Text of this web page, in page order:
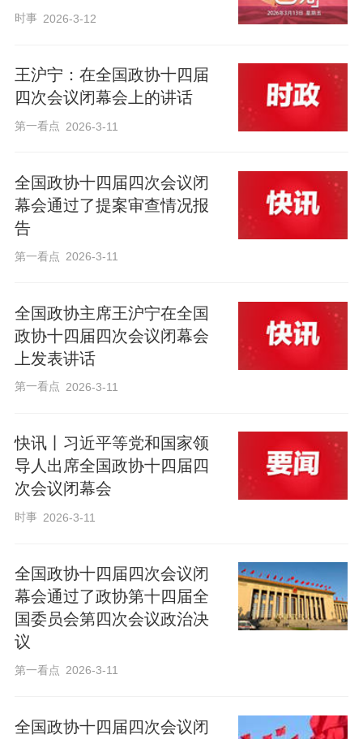
时事 2026-3-12
王沪宁：在全国政协十四届
四次会议闭幕会上的讲话
第一看点 2026-3-11
全国政协十四届四次会议闭
幕会通过了提案审查情况报
告
第一看点 2026-3-11
全国政协主席王沪宁在全国
政协十四届四次会议闭幕会
上发表讲话
第一看点 2026-3-11
快讯丨习近平等党和国家领
导人出席全国政协十四届四
次会议闭幕会
时事 2026-3-11
全国政协十四届四次会议闭
幕会通过了政协第十四届全
国委员会第四次会议政治决
议
第一看点 2026-3-11
全国政协十四届四次会议闭